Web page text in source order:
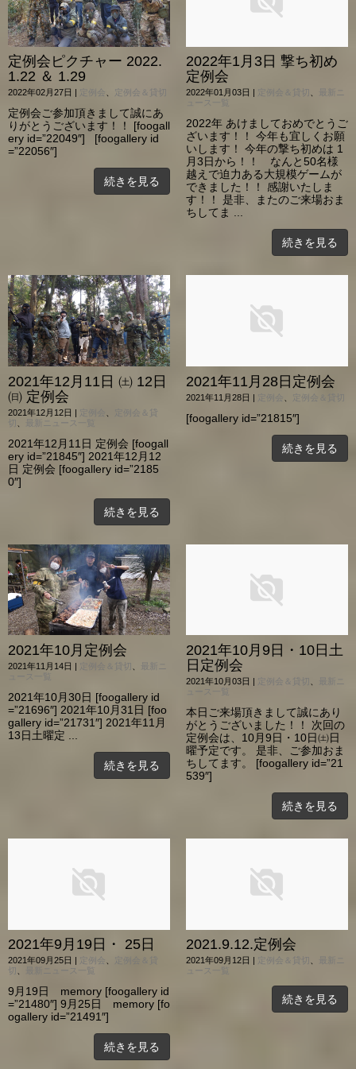
定例会ピクチャー 2022.
1.22 ＆ 1.29
2022年02月27日 | 定例会 定例会＆貸切
定例会ご参加頂きまして誠にあ
りがとうございます！！ [foogall
ery id=”22049″] [foogallery id
=”22056″]
続きを見る
2022年1月3日 撃ち初め
定例会
2022年01月03日 | 定例会＆貸切
最新ニ
ュース一覧
2022年 あけましておめでとうご
ざいます！！ 今年も宜しくお願
いします！ 今年の撃ち初めは 1
月3日から！！ なんと50名様
越えで迫力ある大規模ゲームが
できました！！ 感謝いたしま
す！！ 是非、またのご来場おま
ちしてま ...
続きを見る
2021年12月11日 ㈯ 12日
㈰ 定例会
2021年12月12日 | 定例会
定例会＆貸
切
最新ニュース一覧
2021年12月11日 定例会 [foogall
ery id=”21845″] 2021年12月12
日 定例会 [foogallery id=”2185
0″]
続きを見る
2021年11月28日定例会
2021年11月28日 | 定例会 定例会＆貸切
[foogallery id=”21815″]
続きを見る
2021年10月定例会
2021年11月14日 | 定例会＆貸切
最新ニ
ュース一覧
2021年10月30日 [foogallery id
=”21696″] 2021年10月31日 [foo
gallery id=”21731″] 2021年11月
13日土曜定 ...
続きを見る
2021年10月9日・10日土
日定例会
2021年10月03日 | 定例会＆貸切
ュース一覧
本日ご来場頂きまして誠にあり
がとうございました！！ 次回の
定例会は、10月9日・10日㈯日
曜予定です。 是非、ご参加おま
ちしてます。 [foogallery id=”21
539″]
続きを見る
2021年9月19日・ 25日
2021年09月25日 | 定例会
定例会＆貸
切
最新ニュース一覧
9月19日 memory [foogallery id
=”21480″] 9月25日 memory [fo
ogallery id=”21491″]
続きを見る
2021.9.12.定例会
2021年09月12日 | 定例会＆貸切
ュース一覧
続きを見る